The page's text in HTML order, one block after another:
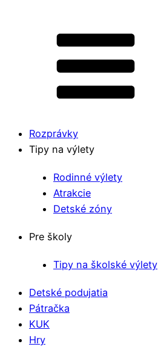
Rozprávky
Tipy na výlety
Rodinné výlety
Atrakcie
Detské zóny
Pre školy
Tipy na školské výlety
Detské podujatia
Pátračka
KUK
Hry